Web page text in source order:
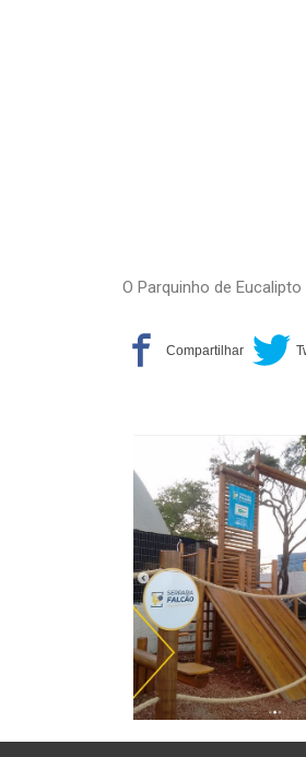
O Parquinho de